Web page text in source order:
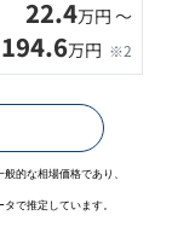
22.4万円 〜
万円 ※2
的な相場価格であり、
で推定しています。